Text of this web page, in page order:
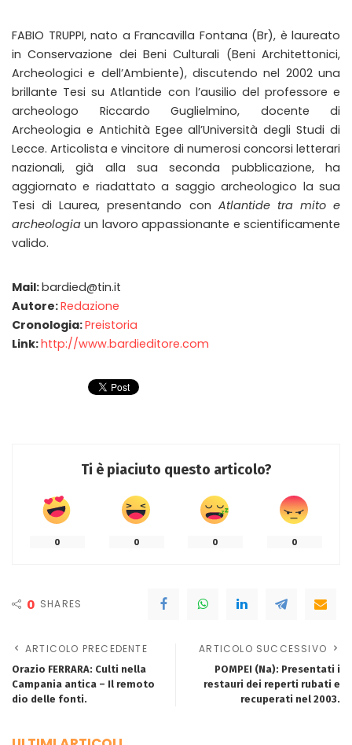
FABIO TRUPPI, nato a Francavilla Fontana (Br), è laureato
in Conservazione dei Beni Culturali (Beni Architettonici,
Archeologici e dell’Ambiente), discutendo nel 2002 una
brillante Tesi su Atlantide con l’ausilio del professore e
archeologo Riccardo Guglielmino, docente di
Archeologia e Antichità Egee all’Università degli Studi di
Lecce. Articolista e vincitore di numerosi concorsi letterari
nazionali, già alla sua seconda pubblicazione, ha
aggiornato e riadattato a saggio archeologico la sua
Tesi di Laurea, presentando con Atlantide tra mito e
archeologia un lavoro appassionante e scientificamente
valido.
Mail:bardied@tin.it
Autore:Redazione
Cronologia:Preistoria
Link:http://www.bardieditore.com
Ti è piaciuto questo articolo?
0 0 0 0
0 SHARES
ARTICOLO PRECEDENTE
Orazio FERRARA: Culti nella
Campania antica – Il remoto
dio delle fonti.
ARTICOLO SUCCESSIVO
POMPEI (Na): Presentati i
restauri dei reperti rubati e
recuperati nel 2003.